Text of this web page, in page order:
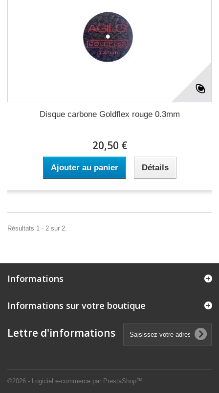
Disque carbone Goldflex rouge 0.3mm
20,50 €
Ajouter au panier Détails
Résultats 1 - 2 sur 2.
Informations
©2026 - Logiciel e-commerce par PrestaShop™
Informations sur votre boutique
Lettre d'informations